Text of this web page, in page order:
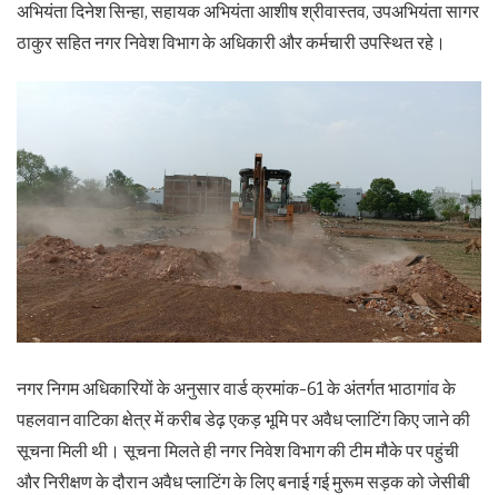
अभियंता दिनेश सिन्हा, सहायक अभियंता आशीष श्रीवास्तव, उपअभियंता सागर
ठाकुर सहित नगर निवेश विभाग के अधिकारी और कर्मचारी उपस्थित रहे।
नगर निगम अधिकारियों के अनुसार वार्ड क्रमांक-61 के अंतर्गत भाठागांव के
पहलवान वाटिका क्षेत्र में करीब डेढ़ एकड़ भूमि पर अवैध प्लाटिंग किए जाने की
सूचना मिली थी। सूचना मिलते ही नगर निवेश विभाग की टीम मौके पर पहुंची
और निरीक्षण के दौरान अवैध प्लाटिंग के लिए बनाई गई मुरूम सड़क को जेसीबी